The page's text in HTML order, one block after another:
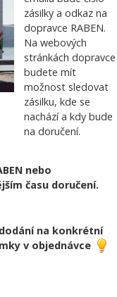
zásilky a odkaz na
dopravce RABEN.
Na webových
stránkách dopravce
budete mít
možnost sledovat
zásilku, kde se
nachází a kdy bude
na doručení.
nebo
času doručení.
na konkrétní
v objednávce